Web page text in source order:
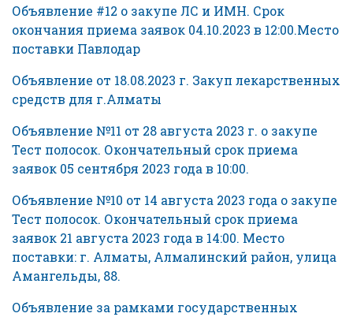
Объявление #12 о закупе ЛС и ИМН. Срок
окончания приема заявок 04.10.2023 в 12:00.Место
поставки Павлодар
Объявление от 18.08.2023 г. Закуп лекарственных
средств для г.Алматы
Объявление №11 от 28 августа 2023 г. о закупе
Тест полосок. Окончательный срок приема
заявок 05 сентября 2023 года в 10:00.
Объявление №10 от 14 августа 2023 года о закупе
Тест полосок. Окончательный срок приема
заявок 21 августа 2023 года в 14:00. Место
поставки: г. Алматы, Алмалинский район, улица
Амангельды, 88.
Объявление за рамками государственных